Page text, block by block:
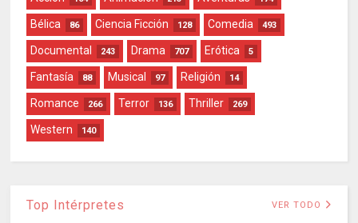
Bélica 86 Ciencia Ficción 128 Comedia 493
Documental 243 Drama 707 Erótica 5
Fantasía 88 Musical 97 Religión 14
Romance 266 Terror 136 Thriller 269
Western 140
Top Intérpretes VER TODO